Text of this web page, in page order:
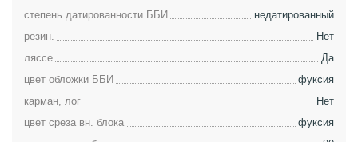
степень датированности ББИ
недатированный
резин.
Нет
ляссе
Да
цвет обложки ББИ
фуксия
карман, лог
Нет
цвет среза вн. блока
фуксия